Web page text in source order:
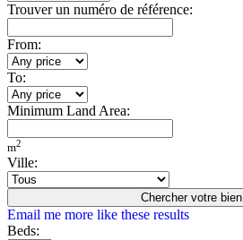
Trouver un numéro de référence:
From:
To:
Minimum Land Area:
m2
Ville:
Chercher votre bien
Email me more like these results
Beds: